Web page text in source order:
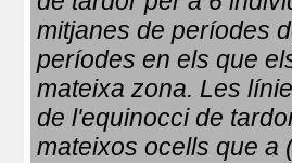
mitjanes de períodes
períodes en els que
mateixa zona. Les
de l'equinocci de
mateixos ocells que a